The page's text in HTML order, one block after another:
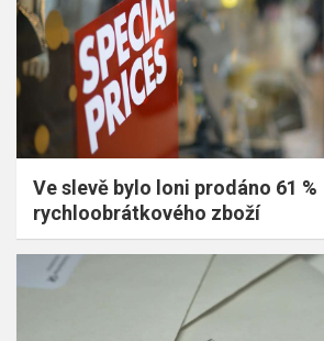
Ve slevě bylo loni prodáno 61 %
rychloobrátkového zboží